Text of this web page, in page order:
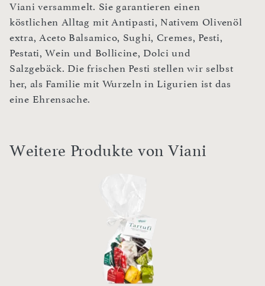
Viani versammelt. Sie garantieren einen
köstlichen Alltag mit Antipasti, Nativem Olivenöl
extra, Aceto Balsamico, Sughi, Cremes, Pesti,
Pestati, Wein und Bollicine, Dolci und
Salzgebäck. Die frischen Pesti stellen wir selbst
her, als Familie mit Wurzeln in Ligurien ist das
eine Ehrensache.
Weitere Produkte von Viani